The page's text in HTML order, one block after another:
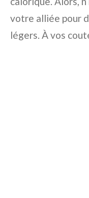
votre alliée pour
légers. À vos